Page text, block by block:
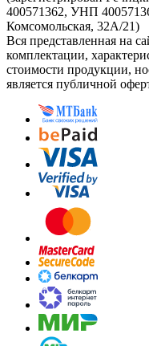
400571362, УНП
Комсомольская, 32А/21)
Вся представленная на
комплектации,
стоимости продукции,
является публичной